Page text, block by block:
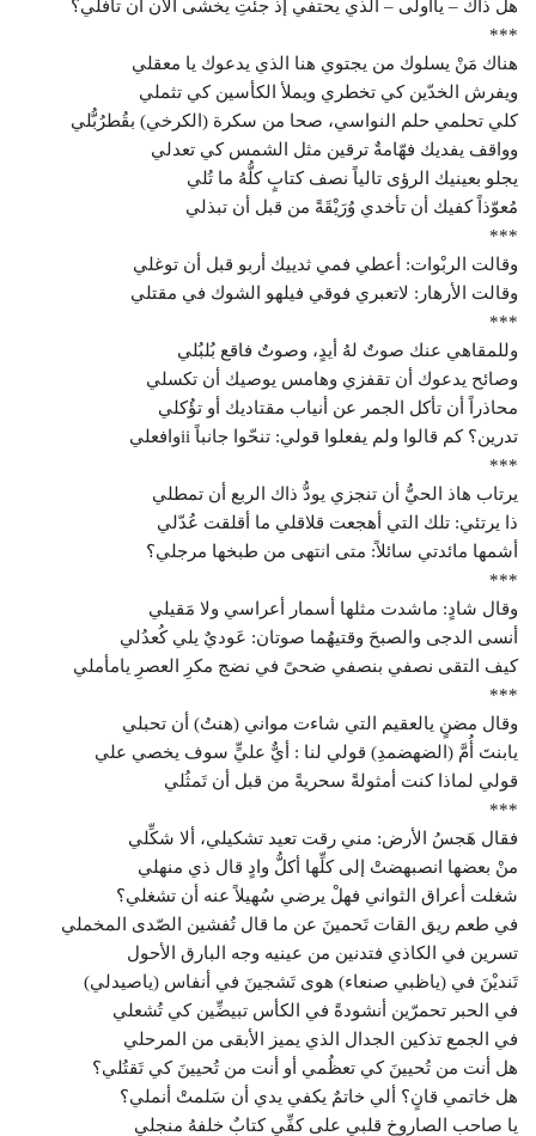
هل ذاك – ياأولى – الذي يحتفي إذ جئتِ يخشى الآن أن تأفُلي؟
***
هناك مَنْ يسلوك من يجتوي هنا الذي يدعوك يا معقلي
ويفرش الخدّين كي تخطري ويملأ الكأسين كي تثملي
كلي تحلمي حلم النواسي، صحا من سكرة (الكرخي) بقُطرُبُّلي
وواقف يفديك فهّامةٌ ترقين مثل الشمس كي تعدلي
يجلو بعينيك الرؤى تالياً نصف كتابٍ كلُّهُ ما تُلي
مُعوّذاً كفيك أن تأخدي وُرَيْقَةً من قبل أن تبذلي
***
وقالت الربْوات: أعطي فمي ثدييك أربو قبل أن توغلي
وقالت الأرهار: لاتعبري فوقي فيلهو الشوك في مقتلي
***
وللمقاهي عنك صوتٌ لهُ أيدٍ، وصوتٌ فاقع بُلبُلي
وصائح يدعوك أن تقفزي وهامس يوصيك أن تكسلي
محاذراً أن تأكل الجمر عن أنياب مقتاديك أو تؤُكلي
تدرين؟ كم قالوا ولم يفعلوا قولي: تنحّوا جانباً iiوافعلي
***
يرتاب هاذ الحيُّ أن تنجزي يودُّ ذاك الربع أن تمطلي
ذا يرتئي: تلك التي أهجعت قلاقلي ما أقلقت عُدّلي
أشمها مائدتي سائلاً: متى انتهى من طبخها مرجلي؟
***
وقال شادٍ: ماشدت مثلها أسمار أعراسي ولا مَقيلي
أنسى الدجى والصبحَ وقتيهُما صوتان: عَوديٌ يلي كُعدُلي
كيف التقى نصفي بنصفي ضحىً في نضج مكرِ العصرِ يامأملي
***
وقال مضنٍ يالعقيم التي شاءت مواني (هنتُ) أن تحبلي
يابنتَ أُمَّ (الضهضمدِ) قولي لنا : أيٌّ عليٍّ سوف يخصي علي
قولي لماذا كنت أمثولةً سحريةً من قبل أن تَمثُلي
***
فقال هَجسُ الأرض: مني رقت تعيد تشكيلي، ألا شكِّلي
منْ بعضها انصبهضتْ إلى كلِّها أكلُّ وادٍ قال ذي منهلي
شغلت أعراق الثواني فهلْ يرضي سُهيلاً عنه أن تشغلي؟
في طعم ريق القات تَحمينَ عن ما قال تُفشين الصّدى المخملي
تسرين في الكاذي فتدنين من عينيه وجه البارق الأحول
تَنديْنَ في (ياظبي صنعاء) هوى تَشجينَ في أنفاس (ياصيدلي)
في الحبر تحمرّين أنشودةً في الكأس تبيضِّين كي تُشعلي
في الجمع تذكين الجدال الذي يميز الأبقى من المرحلي
هل أنت من تُحيينَ كي تعظُمي أو أنت من تُحيينَ كي تَقتُلي؟
هل خاتمي قانٍ؟ ألي خاتمٌ يكفي يدي أن سَلمتْ أنملي؟
يا صاحب الصاروخ قلبي على كفِّي كتابٌ خلفهُ منجلي